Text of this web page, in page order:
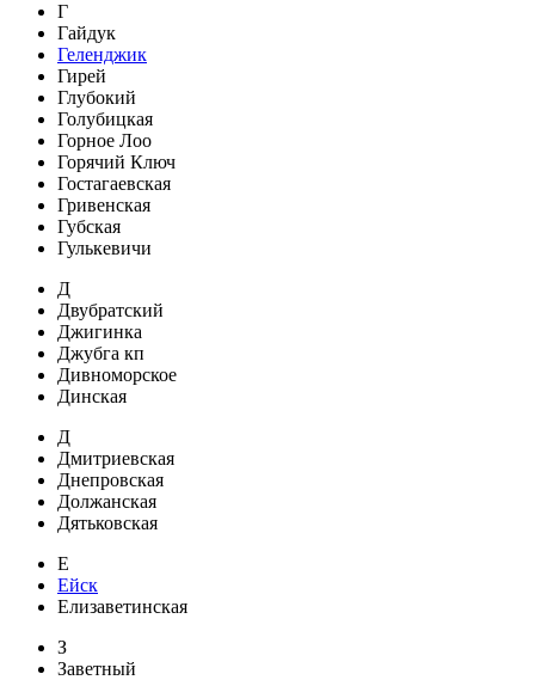
Г
Гайдук
Геленджик
Гирей
Глубокий
Голубицкая
Горное Лоо
Горячий Ключ
Гостагаевская
Гривенская
Губская
Гулькевичи
Д
Двубратский
Джигинка
Джубга кп
Дивноморское
Динская
Д
Дмитриевская
Днепровская
Должанская
Дятьковская
Е
Ейск
Елизаветинская
З
Заветный